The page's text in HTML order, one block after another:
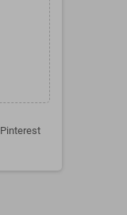
Pinterest